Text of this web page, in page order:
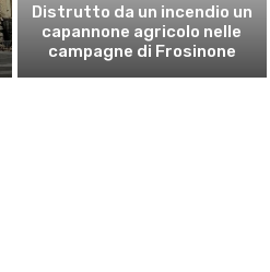
Distrutto da un incendio un
capannone agricolo nelle
campagne di Frosinone